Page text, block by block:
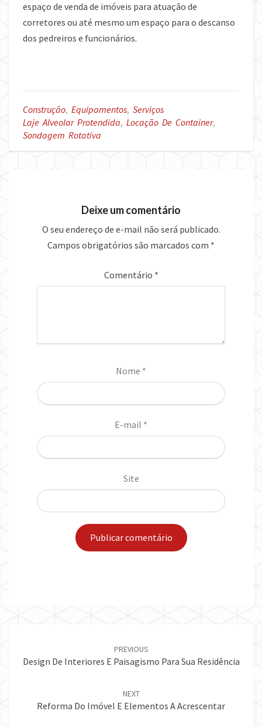
espaço de venda de imóveis para atuação de
corretores ou até mesmo um espaço para o descanso
dos pedreiros e funcionários.
Construção, Equipamentos, Serviços
Laje Alveolar Protendida, Locação De Container,
Sondagem Rotativa
Deixe um comentário
O seu endereço de e-mail não será publicado.
Campos obrigatórios são marcados com *
Comentário *
Nome *
E-mail *
Site
PREVIOUS
Design De Interiores E Paisagismo Para Sua Residência
NEXT
Reforma Do Imóvel E Elementos A Acrescentar